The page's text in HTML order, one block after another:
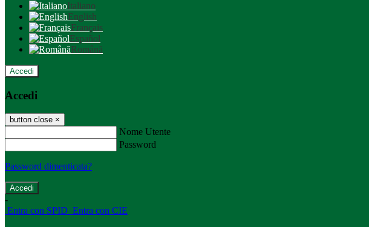
Italiano
English
Français
Español
Română
Accedi
Accedi
button close ×
Nome Utente
Password
Password dimenticata?
-
Entra con SPID Entra con CIE